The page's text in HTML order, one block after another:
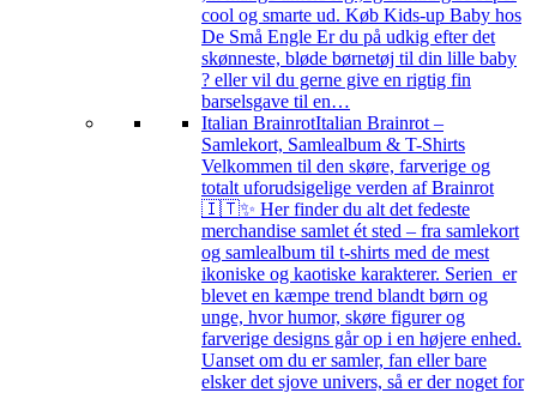
cool og smarte ud. Køb Kids-up Baby hos
De Små Engle Er du på udkig efter det
skønneste, bløde børnetøj til din lille baby
? eller vil du gerne give en rigtig fin
barselsgave til en…
Italian BrainrotItalian Brainrot –
Samlekort, Samlealbum & T-Shirts
Velkommen til den skøre, farverige og
totalt uforudsigelige verden af Brainrot
🇮🇹✨ Her finder du alt det fedeste
merchandise samlet ét sted – fra samlekort
og samlealbum til t-shirts med de mest
ikoniske og kaotiske karakterer. Serien er
blevet en kæmpe trend blandt børn og
unge, hvor humor, skøre figurer og
farverige designs går op i en højere enhed.
Uanset om du er samler, fan eller bare
elsker det sjove univers, så er der noget for